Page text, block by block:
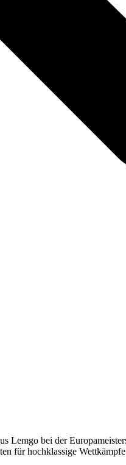
Lemgo bei der
für hochklassige